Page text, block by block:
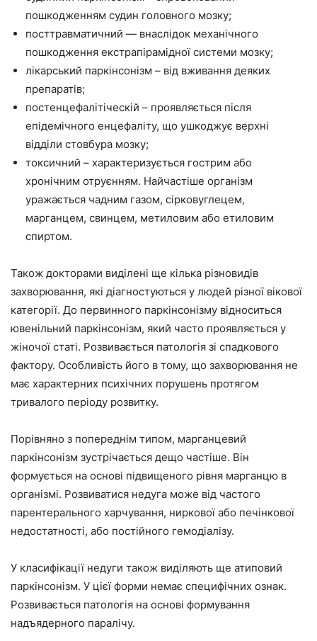
пошкодженням судин головного мозку;
посттравматичний — внаслідок механічного
пошкодження екстрапірамідної системи мозку;
лікарський паркінсонізм – від вживання деяких
препаратів;
постенцефалітіческій – проявляється після
епідемічного енцефаліту, що ушкоджує верхні
відділи стовбура мозку;
токсичний – характеризується гострим або
хронічним отруєнням. Найчастіше організм
уражається чадним газом, сірковуглецем,
марганцем, свинцем, метиловим або етиловим
спиртом.
Також докторами виділені ще кілька різновидів
захворювання, які діагностуються у людей різної вікової
категорії. До первинного паркінсонізму відноситься
ювенільний паркінсонізм, який часто проявляється у
жіночої статі. Розвивається патологія зі спадкового
фактору. Особливість його в тому, що захворювання не
має характерних психічних порушень протягом
тривалого періоду розвитку.
Порівняно з попереднім типом, марганцевий
паркінсонізм зустрічається дещо частіше. Він
формується на основі підвищеного рівня марганцю в
організмі. Розвиватися недуга може від частого
парентерального харчування, ниркової або печінкової
недостатності, або постійного гемодіалізу.
У класифікації недуги також виділяють ще атиповий
паркінсонізм. У цієї форми немає специфічних ознак.
Розвивається патологія на основі формування
надъядерного паралічу.